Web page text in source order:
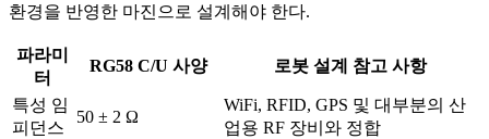
환경을 반영한 마진으로 설계해야 한다.
파라미
터
RG58 C/U 사양 로봇 설계 참고 사항
특성 임
피던스
50 ± 2 Ω
WiFi, RFID, GPS 및 대부분의 산
업용 RF 장비와 정합